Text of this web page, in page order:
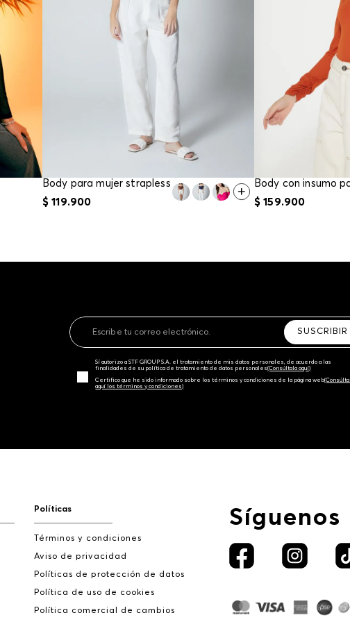
Body para mujer strapless
$ 119.900 $ 159.900
SUSCRIBIR
Sí autorizo a STF GROUP S.A. el tratamiento de mis datos personales, de acuerdo a las
finalidades de su política de tratamiento de datos personales‎(Consúltala aquí)
Certifico que he sido informado sobre los términos y condiciones de la página web‎(Consúltal
aquí los términos y condiciones)
Síguenos
Políticas
Términos y condiciones
Aviso de privacidad
Políticas de protección de datos
Política de uso de cookies
Política comercial de cambios